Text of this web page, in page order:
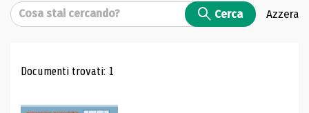
Cerca Cerca Azzera
Risultati di ricerca
Documenti trovati: 1